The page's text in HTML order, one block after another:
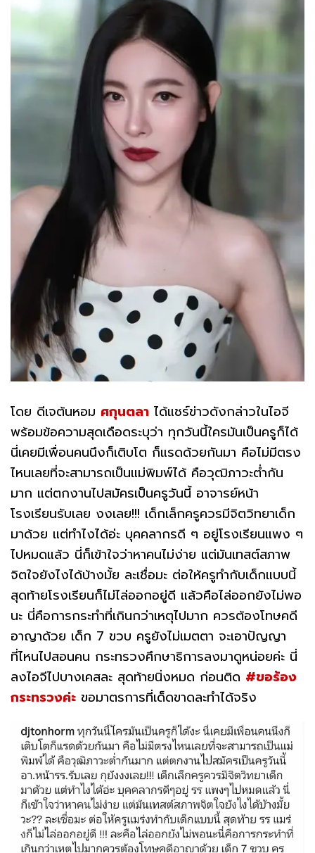
โดย ดีเจต้นหอม ศกุนตลา ได้แชร์ข่าวดังกล่าวในไอจี
พร้อมข้อความสุดเดือดระบุว่า ทุกวันนี้ใครมันเป็นครูก็ได้
นี่เคยมีเพื่อนคนนึงก็เติบโต ก็แรดด้วยกันมา คือไม่มีตรง
ไหนเลยที่จะสามารถเป็นแม่พิมพ์ได้ คือวุฒิภาวะต่ำกัน
มาก แต่ตกงานไปสมัครเป็นครูวันนี้ อาจารย์หน้า
โรงเรียนรับเลย งงเลย!!! เด็กเล็กครูควรมีจิตวิทยาเด็ก
มาด้วย แต่ทำไงได้อ่ะ บุคคลากรดี ๆ อยู่โรงเรียนแพง ๆ
ไปหมดแล้ว นี่ก็เข้าใจว่าหาคนไม่ง่าย แต่มันเทสต์สภาพ
จิตใจยังไงได้บ้างมั้ย ละเชื่อมะ ต่อให้ครูทำกับเด็กแบบนี้
สุดท้ายโรงเรียนก็ไม่ไล่ออกอยู่ดี แล้วคือไล่ออกยังไม่พอ
นะ นี่คือการกระทำที่เกินกว่าเหตุไปมาก ควรต้องโทษคดี
อาญาด้วย เด็ก 7 ขวบ ครูยังไม่เมตตา จะเอาปัญญา
ที่ไหนไปสอนคน กระทรวงศึกษาธิการลงมาดูหน่อยค่ะ นี่
ลงไอจีไปบางเคสละ สุดท้ายนิ่งหมด ก่อนติด #ขอร้อง
กระทรวงค่ะ ขอมาตรการที่เด็ดขาดละทำได้จริง